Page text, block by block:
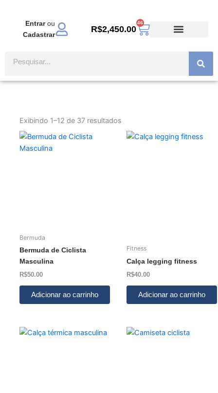
Entrarou
Cadastrar
R$2,450.00
46
Carrinho
Exibindo 1–12 de 37 resultados
Bermuda
Bermuda de Ciclista
Masculina
R$50.00
Adicionar ao carrinho
Fitness
Calça legging fitness
R$40.00
Adicionar ao carrinho